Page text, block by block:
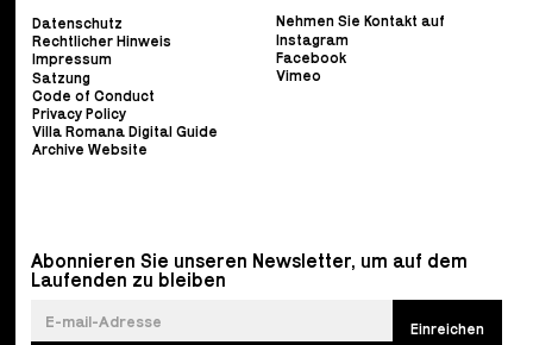
Datenschutz
Rechtlicher Hinweis
Impressum
Satzung
Code of Conduct
Privacy Policy
Villa Romana Digital Guide
Archive Website
Nehmen Sie Kontakt auf
Instagram
Facebook
Vimeo
Abonnieren Sie unseren Newsletter, um auf dem
Laufenden zu bleiben